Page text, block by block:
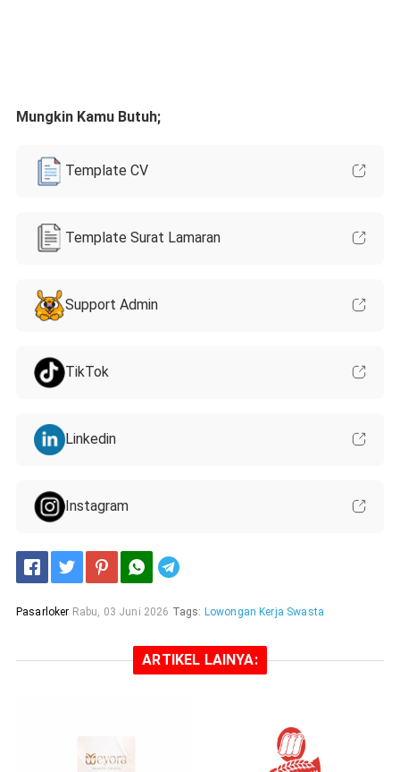
Mungkin Kamu Butuh;
Template CV
Template Surat Lamaran
Support Admin
TikTok
Linkedin
Instagram
Pasarloker Rabu, 03 Juni 2026 Tags: Lowongan Kerja Swasta
ARTIKEL LAINYA: